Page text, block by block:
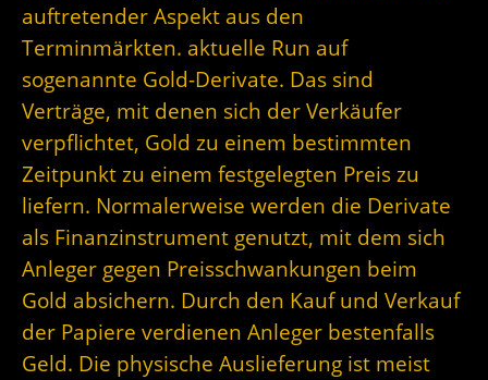
auftretender Aspekt aus den
Terminmärkten. aktuelle Run auf
sogenannte Gold-Derivate. Das sind
Verträge, mit denen sich der Verkäufer
verpflichtet, Gold zu einem bestimmten
Zeitpunkt zu einem festgelegten Preis zu
liefern. Normalerweise werden die Derivate
als Finanzinstrument genutzt, mit dem sich
Anleger gegen Preisschwankungen beim
Gold absichern. Durch den Kauf und Verkauf
der Papiere verdienen Anleger bestenfalls
Geld. Die physische Auslieferung ist meist